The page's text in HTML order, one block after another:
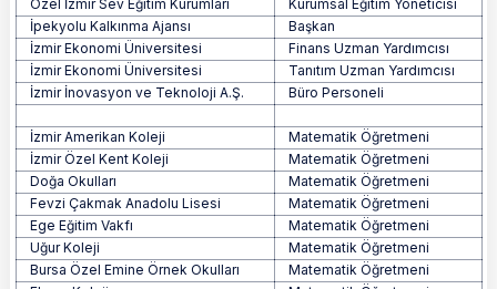
Özel İzmir Sev Eğitim Kurumları
Kurumsal Eğitim Yöneticisi
İpekyolu Kalkınma Ajansı
Başkan
İzmir Ekonomi Üniversitesi
Finans Uzman Yardımcısı
İzmir Ekonomi Üniversitesi
Tanıtım Uzman Yardımcısı
İzmir İnovasyon ve Teknoloji A.Ş.
Büro Personeli
İzmir Amerikan Koleji
Matematik Öğretmeni
İzmir Özel Kent Koleji
Matematik Öğretmeni
Doğa Okulları
Matematik Öğretmeni
Fevzi Çakmak Anadolu Lisesi
Matematik Öğretmeni
Ege Eğitim Vakfı
Matematik Öğretmeni
Uğur Koleji
Matematik Öğretmeni
Bursa Özel Emine Örnek Okulları
Matematik Öğretmeni